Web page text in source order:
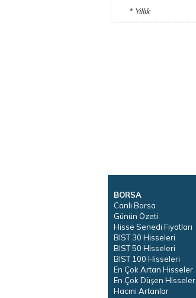
* Yıllık
BORSA
Canlı Borsa
Günün Özeti
Hisse Senedi Fiyatları
BIST 30 Hisseleri
BIST 50 Hisseleri
BIST 100 Hisseleri
En Çok Artan Hisseler
En Çok Düşen Hisseler
Hacmi Artanlar